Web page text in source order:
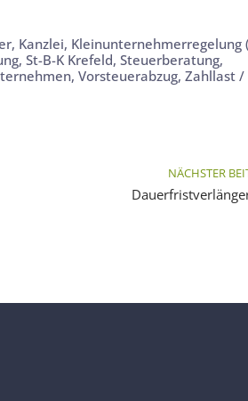
, Kanzlei, Kleinunternehmerregelung
, St-B-K Krefeld, Steuerberatung,
, Vorsteuerabzug, Zahllast /
NÄCHSTER